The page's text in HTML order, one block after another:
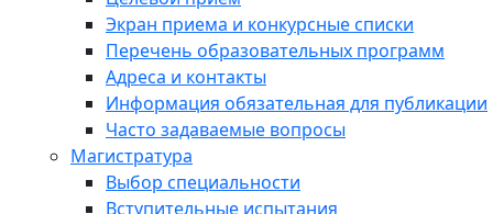
Экран приема и конкурсные списки
Перечень образовательных программ
Адреса и контакты
Информация обязательная для публикации
Часто задаваемые вопросы
Магистратура
Выбор специальности
Вступительные испытания